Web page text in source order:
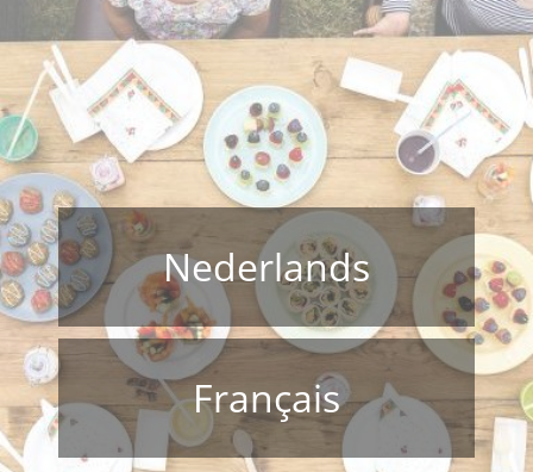
Nederlands
Français